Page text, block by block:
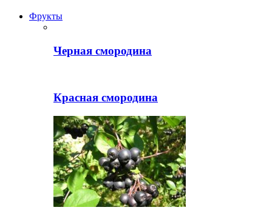
Фрукты
Черная смородина
Красная смородина